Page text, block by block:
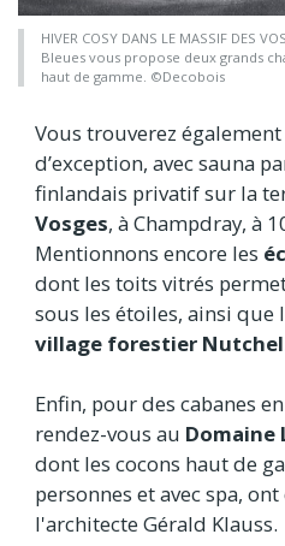
HIVER COSY DANS LE MASSIF DES
Bleues vous propose deux grands
haut de gamme. ©Decobois
Vous trouverez également
d’exception, avec sauna
finlandais privatif sur la
Vosges, à Champdray, à
Mentionnons encore les
dont les toits vitrés
sous les étoiles, ainsi que
village forestier Nutchel
Enfin, pour des cabanes
rendez-vous au Domaine
dont les cocons haut de
personnes et avec spa,
l'architecte Gérald Klauss.